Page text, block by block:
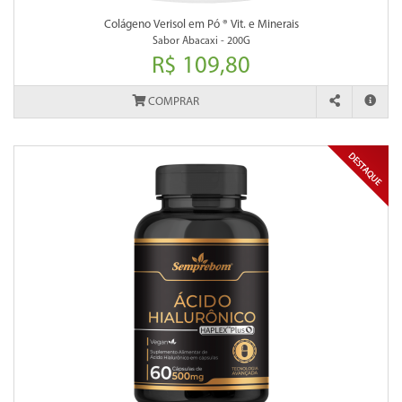
Colágeno Verisol em Pó ® Vit. e Minerais
Sabor Abacaxi - 200G
R$ 109,80
COMPRAR